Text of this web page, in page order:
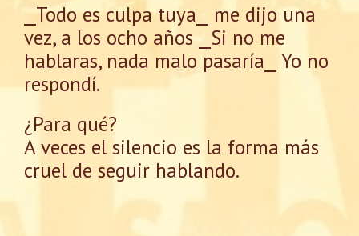
⎯Todo es culpa tuya⎯ me dijo una
vez, a los ocho años ⎯Si no me
hablaras, nada malo pasaría⎯ Yo no
respondí.
¿Para qué?
A veces el silencio es la forma más
cruel de seguir hablando.